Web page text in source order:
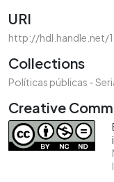
URI
http://hdl.handle.net/
Collections
Políticas públicas -
Creative